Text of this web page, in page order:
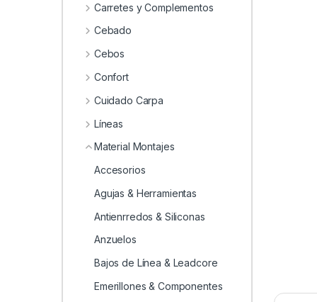
Carretes y Complementos
Cebado
Cebos
Confort
Cuidado Carpa
Líneas
Material Montajes
Accesorios
Agujas & Herramientas
Antienrredos & Siliconas
Anzuelos
Bajos de Línea & Leadcore
Emerillones & Componentes